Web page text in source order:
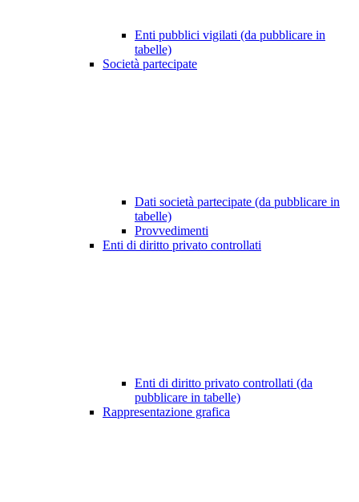
Enti pubblici vigilati (da pubblicare in
tabelle)
Società partecipate
Dati società partecipate (da pubblicare in
tabelle)
Provvedimenti
Enti di diritto privato controllati
Enti di diritto privato controllati (da
pubblicare in tabelle)
Rappresentazione grafica